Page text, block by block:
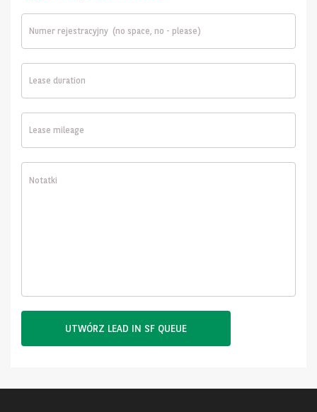
duration
mileage
UTWÓRZ LEAD IN SF QUEUE